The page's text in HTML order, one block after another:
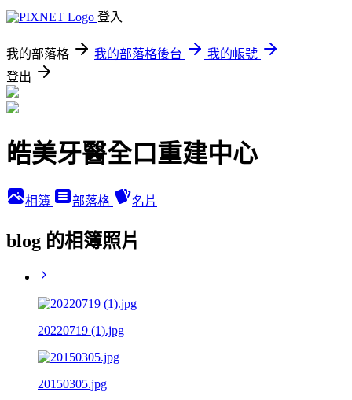
登入
我的部落格 我的部落格後台
我的帳號
登出
皓美牙醫全口重建中心
相簿 部落格 名片
blog 的相簿照片
20220719 (1).jpg
20150305.jpg